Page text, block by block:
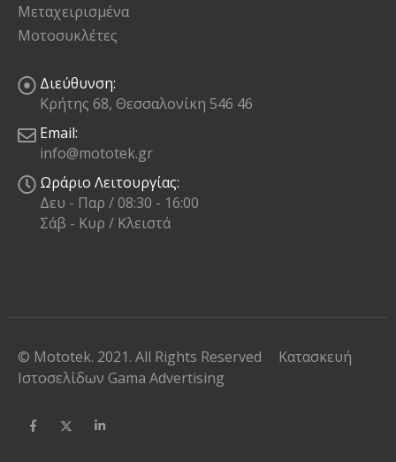
Μεταχειρισμένα
Μοτοσυκλέτες
Διεύθυνση:
Κρήτης 68, Θεσσαλονίκη 546 46
Email:
info@mototek.gr
Ωράριο Λειτουργίας:
Δευ - Παρ / 08:30 - 16:00
Σάβ - Κυρ / Κλειστά
© Mototek. 2021. All Rights Reserved
Κατασκευή
Ιστοσελίδων Gama Advertising